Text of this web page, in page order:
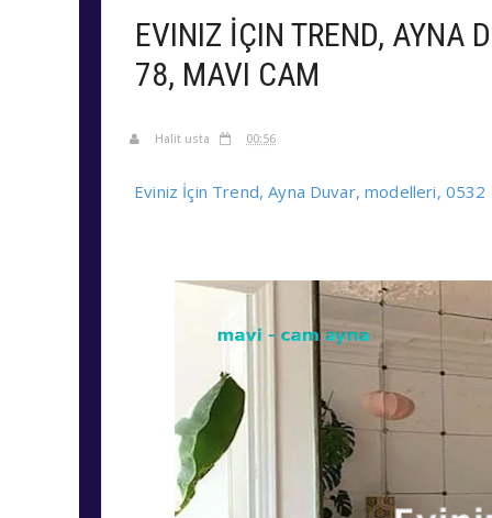
EVINIZ İÇIN TREND, AYNA
78, MAVI CAM
Halit usta 00:56
Eviniz İçin Trend, Ayna Duvar, modelleri,